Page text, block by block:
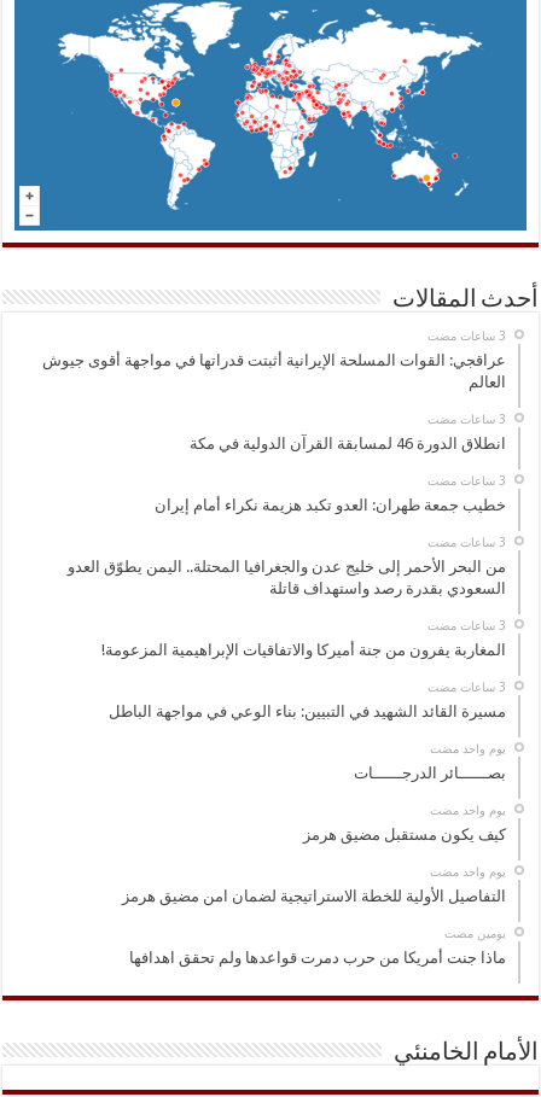
أحدث المقالات
عراقجي: القوات المسلحة الإيرانية أثبتت قدراتها في مواجهة أقوى جيوش
العالم
انطلاق الدورة 46 لمسابقة القرآن الدولية في مكة
خطيب جمعة طهران: العدو تكبد هزيمة نكراء أمام إيران
من البحر الأحمر إلى خليج عدن والجغرافيا المحتلة.. اليمن يطوّق العدو
السعودي بقدرة رصد واستهداف قاتلة
المغاربة يفرون من جنة أميركا والاتفاقيات الإبراهيمية المزعومة!
مسيرة القائد الشهيد في التبيين: بناء الوعي في مواجهة الباطل
‏يوم واحد مضت
بصــــــائر الدرجــــــات
‏يوم واحد مضت
كيف يكون مستقبل مضيق هرمز
‏يوم واحد مضت
التفاصيل الأولية للخطة الاستراتيجية لضمان امن مضيق هرمز
‏يومين مضت
ماذا جنت أمريكا من حرب دمرت قواعدها ولم تحقق اهدافها
الأمام الخامنئي